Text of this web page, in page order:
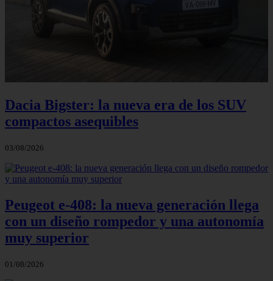
Dacia Bigster: la nueva era de los SUV
compactos asequibles
03/08/2026
Peugeot e-408: la nueva generación llega
con un diseño rompedor y una autonomía
muy superior
01/08/2026